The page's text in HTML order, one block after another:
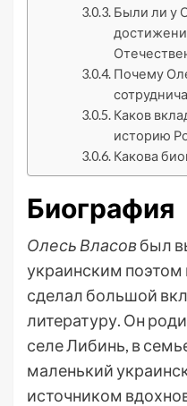
Были ли у
Почему
Каков
историю
Какова
Биография
Олесь Власовбыл
украинским поэтом
сделал большой
литературу. Он
селе Либинь, в
маленький
источником